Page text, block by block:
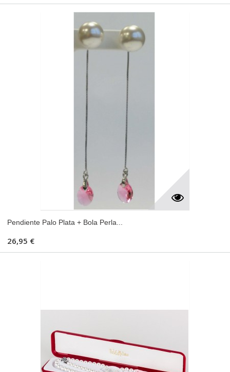
Pendiente Palo Plata + Bola Perla...
26,95 €